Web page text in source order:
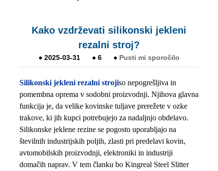
Kako vzdrževati silikonski jekleni
rezalni stroj?
● 2025-03-31 ● 6 ● Pusti mi sporočilo
Silikonski jekleni rezalni strojiso nepogrešljiva in
pomembna oprema v sodobni proizvodnji. Njihova glavna
funkcija je, da velike kovinske tuljave prerežete v ozke
trakove, ki jih kupci potrebujejo za nadaljnjo obdelavo.
Silikonske jeklene rezine se pogosto uporabljajo na
številnih industrijskih poljih, zlasti pri predelavi kovin,
avtomobilskih proizvodnji, elektroniki in industriji
domačih naprav. V tem članku bo Kingreal Steel Slitter